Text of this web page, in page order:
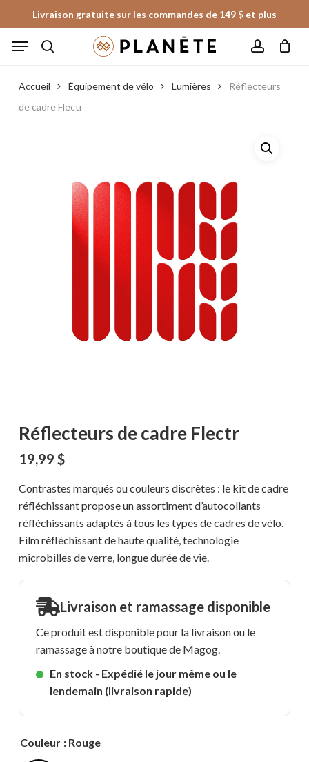
to
main
Livraison gratuite sur les commandes de 149 $ et plus
Menu
Fermer
le
panier
Accueil Équipement de vélo Lumières
Réflecteurs
de cadre Flectr
Réflecteurs de cadre Flectr
19,99 $
Contrastes marqués ou couleurs discrètes : le kit de cadre
réfléchissant propose un assortiment d’autocollants
réfléchissants adaptés à tous les types de cadres de vélo.
Film réfléchissant de haute qualité, technologie
microbilles de verre, longue durée de vie.
Livraison et ramassage disponible
Ce produit est disponible pour la livraison ou le
ramassage à notre boutique de Magog.
En stock - Expédié le jour même ou le
lendemain (livraison rapide)
Couleur : Rouge